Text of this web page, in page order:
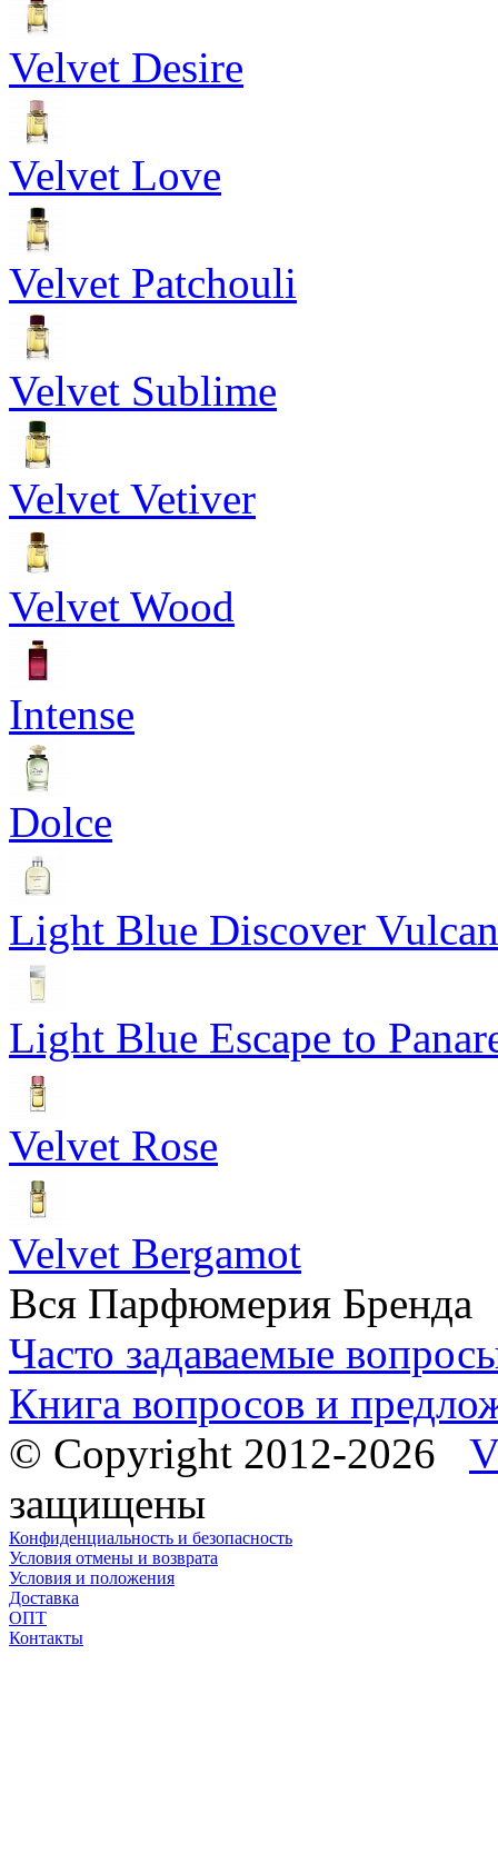
Velvet Desire
Velvet Love
Velvet Patchouli
Velvet Sublime
Velvet Vetiver
Velvet Wood
Intense
Dolce
Light Blue Discover
Light Blue Escape to
Velvet Rose
Velvet Bergamot
Вся Парфюмерия Бренда
Часто задаваемые
Книга вопросов и
© Copyright 2012-2026
защищены
Конфиденциальность и безопасность
Условия отмены и возврата
Условия и положения
Доставка
ОПТ
Контакты